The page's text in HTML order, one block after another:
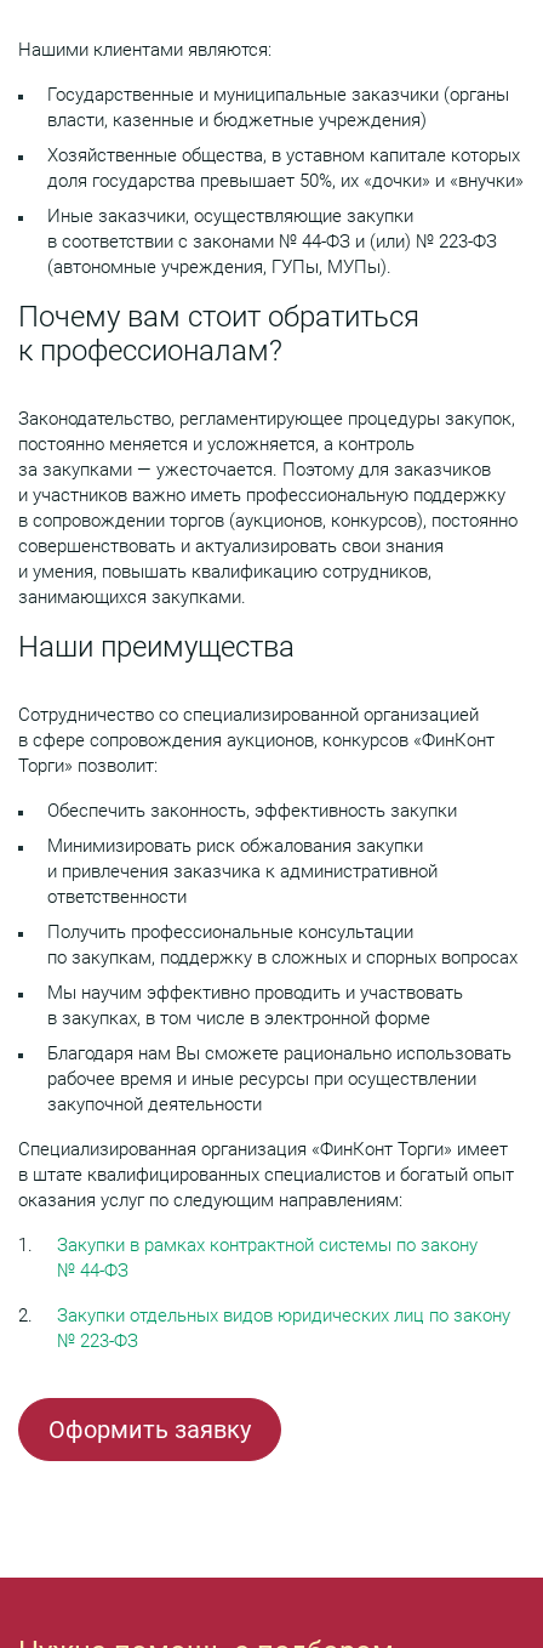
Нашими клиентами являются:
Государственные и муниципальные заказчики (органы
власти, казенные и бюджетные учреждения)
Хозяйственные общества, в уставном капитале которых
доля государства превышает 50%, их «дочки» и «внучки»
Иные заказчики, осуществляющие закупки
в соответствии с законами № 44-ФЗ и (или) № 223-ФЗ
(автономные учреждения, ГУПы, МУПы).
Почему вам стоит обратиться
к профессионалам?
Законодательство, регламентирующее процедуры закупок,
постоянно меняется и усложняется, а контроль
за закупками — ужесточается. Поэтому для заказчиков
и участников важно иметь профессиональную поддержку
в сопровождении торгов (аукционов, конкурсов), постоянно
совершенствовать и актуализировать свои знания
и умения, повышать квалификацию сотрудников,
занимающихся закупками.
Наши преимущества
Сотрудничество со специализированной организацией
в сфере сопровождения аукционов, конкурсов «ФинКонт
Торги» позволит:
Обеспечить законность, эффективность закупки
Минимизировать риск обжалования закупки
и привлечения заказчика к административной
ответственности
Получить профессиональные консультации
по закупкам, поддержку в сложных и спорных вопросах
Мы научим эффективно проводить и участвовать
в закупках, в том числе в электронной форме
Благодаря нам Вы сможете рационально использовать
рабочее время и иные ресурсы при осуществлении
закупочной деятельности
Специализированная организация «ФинКонт Торги» имеет
в штате квалифицированных специалистов и богатый опыт
оказания услуг по следующим направлениям:
Закупки в рамках контрактной системы по закону
№ 44-ФЗ
Закупки отдельных видов юридических лиц по закону
№ 223-ФЗ
Оформить заявку